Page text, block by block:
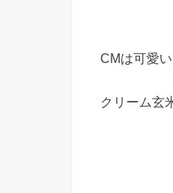
CMは可愛
クリーム玄